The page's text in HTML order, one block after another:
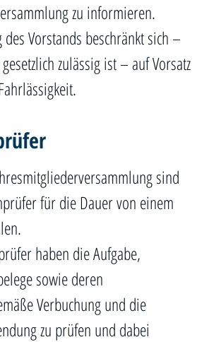
zu informieren.
des Vorstands beschränkt sich –
zulässig ist – auf Vorsatz
sind
für die Dauer von einem
haben die Aufgabe,
sowie deren
Verbuchung und die
zu prüfen und dabei